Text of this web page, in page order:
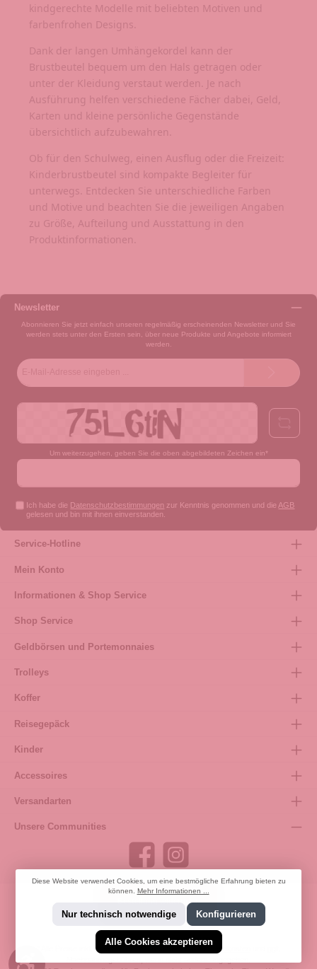
kindgerechte Modelle mit beliebten Motiven und
farbenfrohen Designs.
Dank der langen Umhängekordel kann der
Brustbeutel bequem um den Hals getragen oder
unter der Kleidung verstaut werden. Je nach
Ausführung helfen verschiedene Fächer dabei, Geld,
Karten und kleine persönliche Gegenstände
übersichtlich aufzubewahren.
Ob für den Schulweg, einen Ausflug oder die Freizeit:
Kinderbrustbeutel sind kompakte Begleiter für
unterwegs. Entdecken Sie unterschiedliche Farben
und Motive und beachten Sie die jeweiligen Angaben
zu Größe, Aufteilung und Ausstattung in den
Produktinformationen.
Newsletter
Abonnieren Sie jetzt einfach unseren regelmäßig erscheinenden Newsletter und Sie
werden stets unter den Ersten sein, über neue Produkte und Angebote informiert
werden.
Um weiterzugehen, geben Sie die oben abgebildeten Zeichen ein*
Ich habe die Datenschutzbestimmungen zur Kenntnis genommen und die AGB
gelesen und bin mit ihnen einverstanden.
Service-Hotline
Mein Konto
Informationen & Shop Service
Shop Service
Geldbörsen und Portemonnaies
Trolleys
Koffer
Reisegepäck
Kinder
Accessoires
Versandarten
Unsere Communities
Bestellung widerrufen
* Alle Preise inkl. gesetzl. Mehrwertsteuer zzgl. Versandkosten
Diese Website verwendet Cookies, um eine bestmögliche Erfahrung bieten zu
können. Mehr Informationen ...
Nur technisch notwendige Konfigurieren
Alle Cookies akzeptieren